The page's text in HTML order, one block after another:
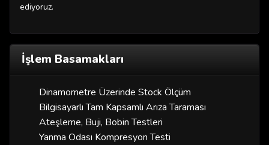
ediyoruz.
İşlem Basamakları
Dinamometre Üzerinde Stock Ölçüm
Bilgisayarlı Tam Kapsamlı Arıza Taraması
Ateşleme, Buji, Bobin Testleri
Yanma Odası Kompresyon Testi